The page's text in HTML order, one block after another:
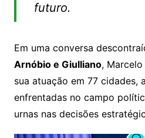
futuro.
Em uma conversa
Arnóbio e Giulliano,
sua atuação em 77 cidades,
enfrentadas no campo
urnas nas decisões